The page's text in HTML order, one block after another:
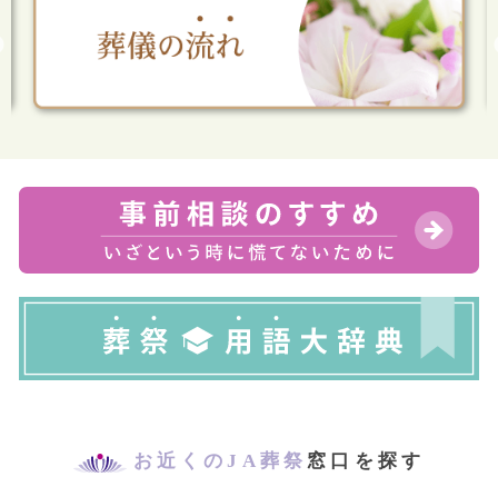
お近くのJA葬祭 窓口を探す